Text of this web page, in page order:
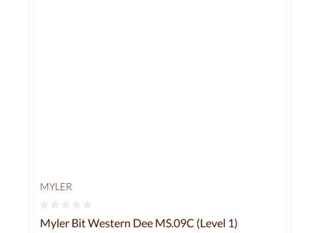
MYLER
Durchschnittliche Bewertung von 0 von 5 Sternen
Myler Bit Western Dee MS.09C (Level 1)